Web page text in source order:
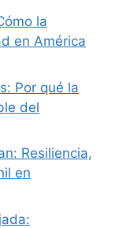
la
en América
Por qué la
del
Resiliencia,
en